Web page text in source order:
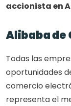
accionista en
Alibaba de
Todas las
oportunidades
comercio
representa el